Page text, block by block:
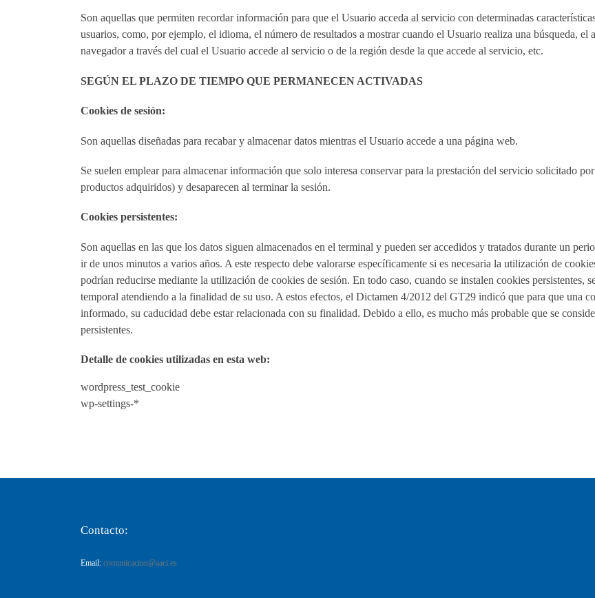
Son aquellas que permiten recordar información para que el Usuario acceda al servicio con determinadas
usuarios, como, por ejemplo, el idioma, el número de resultados a mostrar cuando el Usuario realiza una búsqueda,
navegador a través del cual el Usuario accede al servicio o de la región desde la que accede al servicio, etc.
SEGÚN EL PLAZO DE TIEMPO QUE PERMANECEN ACTIVADAS
Cookies de sesión:
Son aquellas diseñadas para recabar y almacenar datos mientras el Usuario accede a una página web.
Se suelen emplear para almacenar información que solo interesa conservar para la prestación del servicio solicitado
productos adquiridos) y desaparecen al terminar la sesión.
Cookies persistentes:
Son aquellas en las que los datos siguen almacenados en el terminal y pueden ser accedidos y tratados durante un
ir de unos minutos a varios años. A este respecto debe valorarse específicamente si es necesaria la utilización de
podrían reducirse mediante la utilización de cookies de sesión. En todo caso, cuando se instalen cookies persistentes,
temporal atendiendo a la finalidad de su uso. A estos efectos, el Dictamen 4/2012 del GT29 indicó que para que una
informado, su caducidad debe estar relacionada con su finalidad. Debido a ello, es mucho más probable que se
persistentes.
Detalle de cookies utilizadas en esta web:
wordpress_test_cookie
wp-settings-*
Contacto:
Email: comunicacion@aaci.es